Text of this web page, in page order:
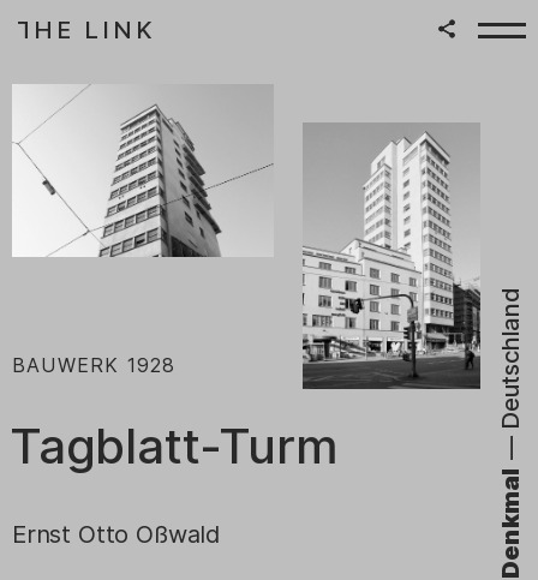
Zum Inhalt springen
T
HE LINK
Tagblatt-Turm
BAUWERK 1928
Ernst Otto Oßwald Denkmal
—
Deutschland